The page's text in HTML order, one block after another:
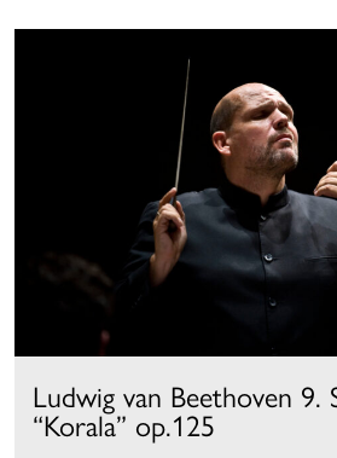
Ludwig van Beethoven 9.
“Korala” op.125